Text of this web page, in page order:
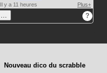
Il y a 11 heures
Plus+
?
Nouveau dico du scrabble